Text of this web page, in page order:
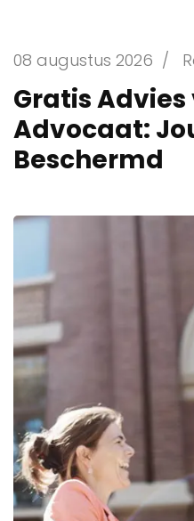
08 augustus 2026 /
Gratis Advies
Advocaat:
Beschermd